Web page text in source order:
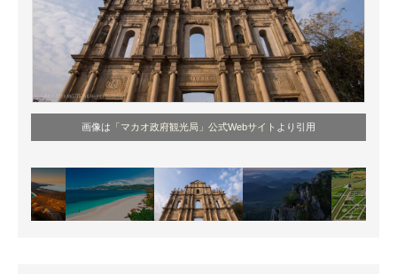
画像は 「マカオ政府観光局」公式Webサイト より引用